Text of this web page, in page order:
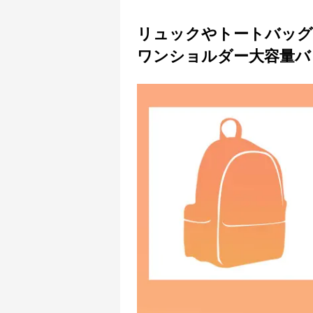
リュックやトートバッ
ワンショルダー大容量